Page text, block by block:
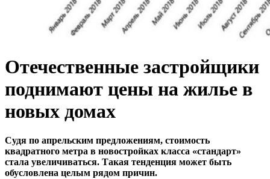
Отечественные застройщики
поднимают цены на жилье в
новых домах
Судя по апрельским предложениям, стоимость
квадратного метра в новостройках класса «стандарт»
стала увеличиваться. Такая тенденция может быть
обусловлена целым рядом причин.